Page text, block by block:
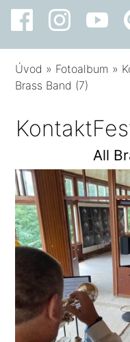
Úvod » Fotoalbum »
Brass Band (7)
All